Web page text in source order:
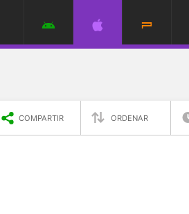
COMPARTIR ORDENAR